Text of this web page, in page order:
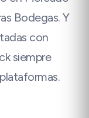
Bodegas. Y
con
siempre